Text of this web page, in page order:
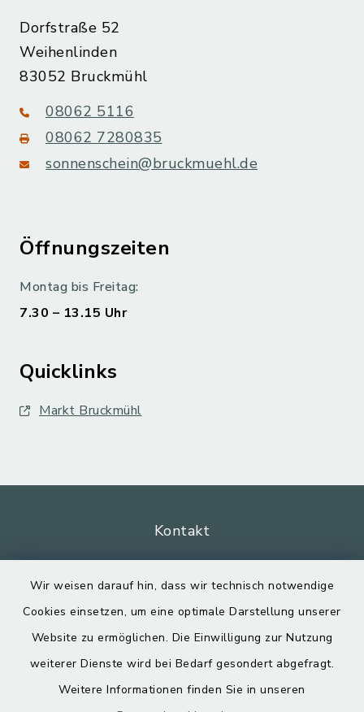
Wir weisen darauf hin, dass wir technisch notwendige
Cookies einsetzen, um eine optimale Darstellung unserer
Website zu ermöglichen. Die Einwilligung zur Nutzung
weiterer Dienste wird bei Bedarf gesondert abgefragt.
Weitere Informationen finden Sie in unseren
Dorfstraße 52
Weihenlinden
83052 Bruckmühl
08062 5116
08062 7280835
sonnenschein@bruckmuehl.de
Öffnungszeiten
Montag bis Freitag:
7.30 – 13.15 Uhr
Quicklinks
Markt Bruckmühl
Kontakt
Datenschutz
Impressum
Sitemap